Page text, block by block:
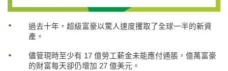
過去十年，超級富豪以驚人速度攫取了全球一半的新資
產。
儘管現時至少有 17 億勞工薪金未能應付通脹，億萬富豪
的財富每天卻仍增加 27 億美元。